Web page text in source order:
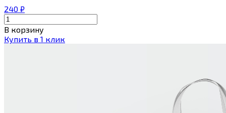
240 ₽
В корзину
Купить в 1 клик